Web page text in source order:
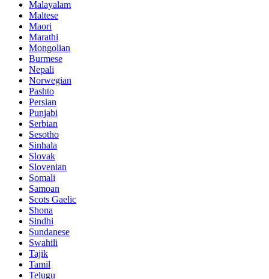
Malayalam
Maltese
Maori
Marathi
Mongolian
Burmese
Nepali
Norwegian
Pashto
Persian
Punjabi
Serbian
Sesotho
Sinhala
Slovak
Slovenian
Somali
Samoan
Scots Gaelic
Shona
Sindhi
Sundanese
Swahili
Tajik
Tamil
Telugu